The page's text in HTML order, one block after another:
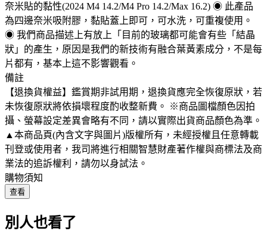
奈米貼的黏性(2024 M4 14.2/M4 Pro 14.2/Max 16.2) ◉ 此產品
為四邊奈米吸附膠，黏貼蓋上即可，可水洗，可重複使用。
◉ 我們商品描述上有放上「目前的玻璃都可能會有些「結晶
狀」的產生，原因是我們的新技術有融合葉黃素成分，不是每
片都有，基本上這不影響觀看。
備註
【退換貨權益】鑑賞期非試用期，退換貨應完全恢復原狀，若
未恢復原狀將依損壞程度酌收整新費。 ※商品圖檔顏色因拍
攝、螢幕設定差異會略有不同，請以實際出貨商品顏色為準。
▲本商品頁(內含文字與圖片)版權所有，未經授權且任意轉載
刊登或使用者，我司將進行相關智慧財產著作權與商標法及商
業法的追訴權利，請勿以身試法。
購物須知
查看
別人也看了